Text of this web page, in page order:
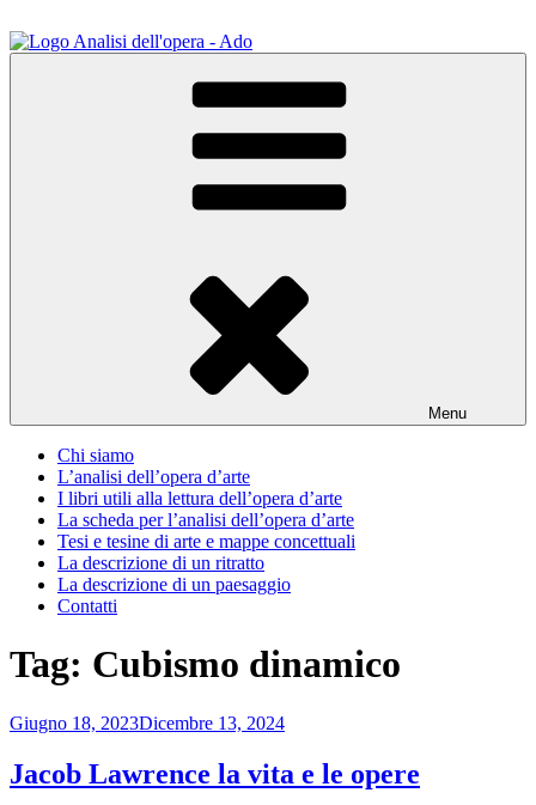
al
contenuto
Osservare le opere d'arte per capirle e imparare ad amarle
Menu
Chi siamo
L’analisi dell’opera d’arte
I libri utili alla lettura dell’opera d’arte
La scheda per l’analisi dell’opera d’arte
Tesi e tesine di arte e mappe concettuali
La descrizione di un ritratto
La descrizione di un paesaggio
Contatti
Tag: Cubismo dinamico
Pubblicato
Giugno 18, 2023Dicembre 13, 2024
Jacob Lawrence la vita e le opere